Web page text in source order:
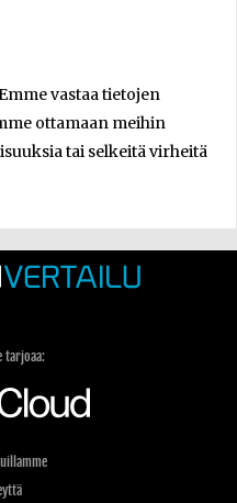
vastaa tietojen
ottamaan meihin
tai selkeitä virheitä
tarjoaa: